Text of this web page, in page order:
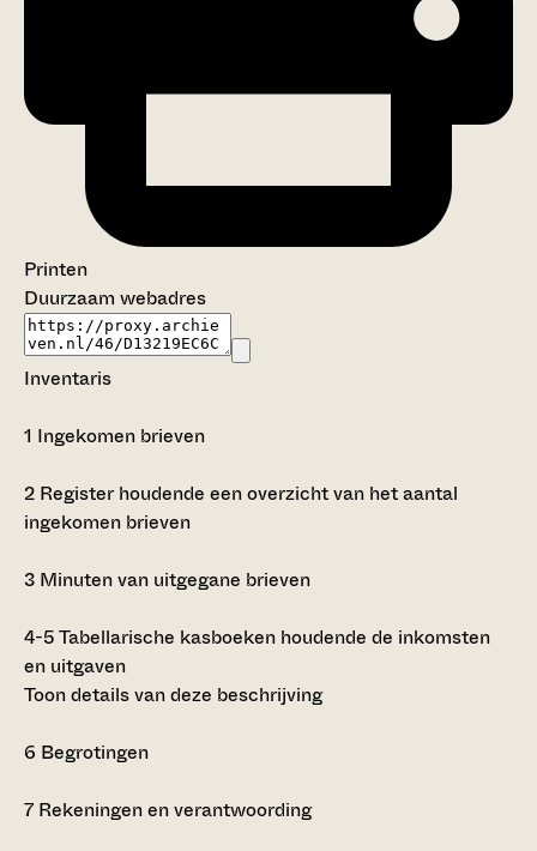
Printen
Duurzaam webadres
Inventaris
1 Ingekomen brieven
2 Register houdende een overzicht van het aantal
ingekomen brieven
3 Minuten van uitgegane brieven
4-5Tabellarische kasboeken houdende de inkomsten
en uitgaven
Toon details van deze beschrijving
6 Begrotingen
7 Rekeningen en verantwoording